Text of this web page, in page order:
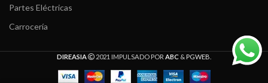
Partes Eléctricas
Carrocería
DIREASIA 2021 IMPULSADO POR ABC &PGWEB